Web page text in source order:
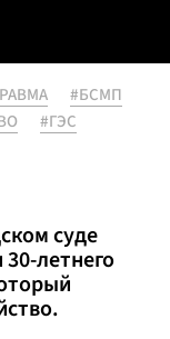
#БСМП
#ГЭС
суде
летнего